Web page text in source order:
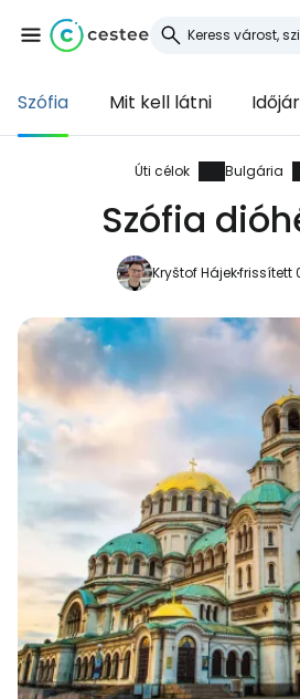
Szófia Mit kell látni
Úti célok Bulgária
Szófia
Kryštof Hájekfrissített
Cestee-be
... az utazási közösség
Folytatás a
Folytassa e-